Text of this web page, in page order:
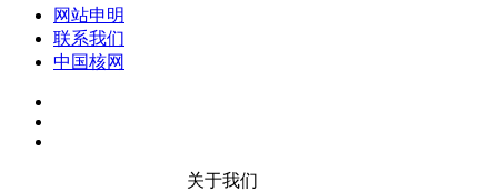
网站申明
联系我们
中国核网
关于我们